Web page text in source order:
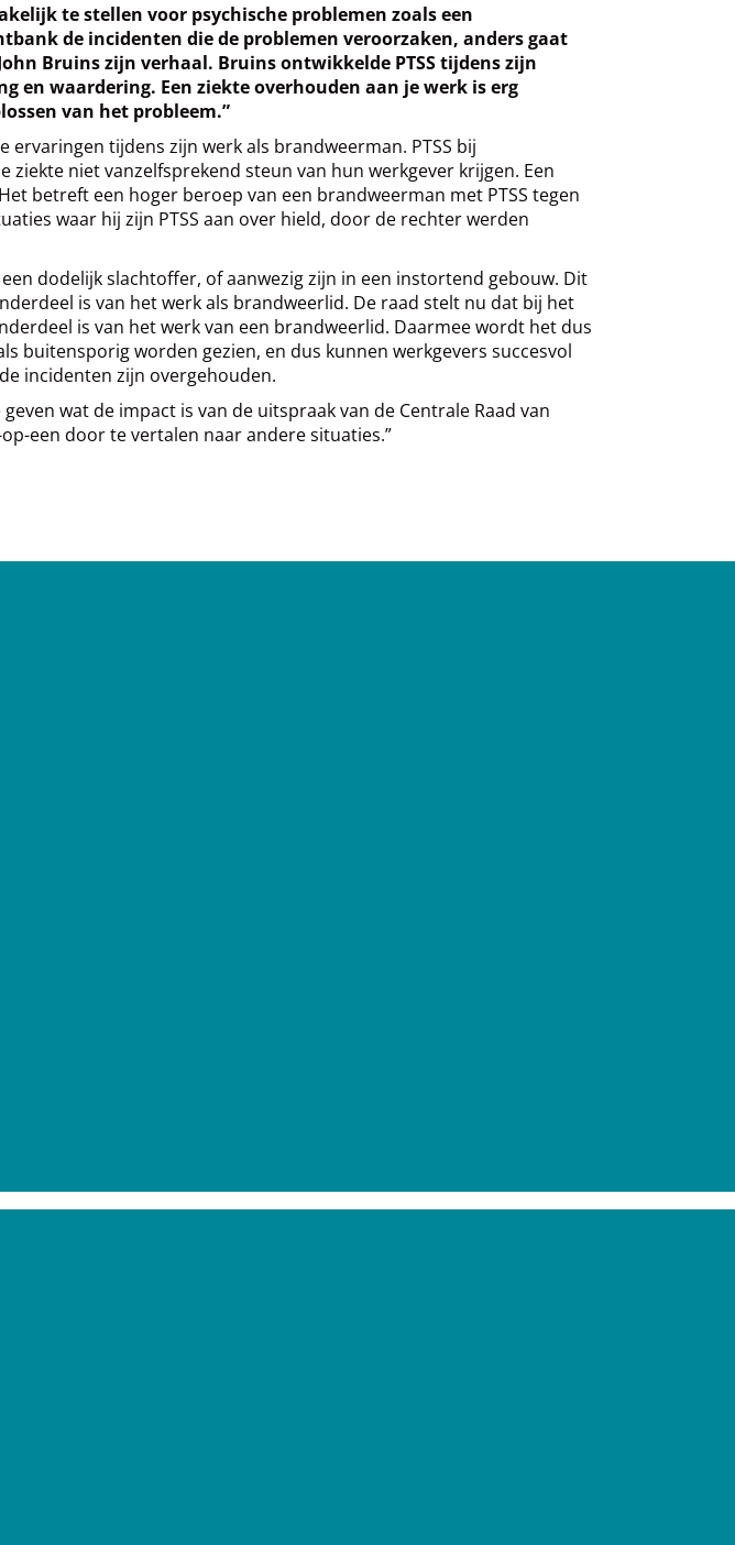
te stellen voor psychische problemen zoals een
de incidenten die de problemen veroorzaken, anders gaat
Bruins zijn verhaal. Bruins ontwikkelde PTSS tijdens zijn
en waardering. Een ziekte overhouden aan je werk is erg
van het probleem.”
tijdens zijn werk als brandweerman. PTSS bij
niet vanzelfsprekend steun van hun werkgever krijgen. Een
betreft een hoger beroep van een brandweerman met PTSS tegen
waar hij zijn PTSS aan over hield, door de rechter werden
dodelijk slachtoffer, of aanwezig zijn in een instortend gebouw. Dit
is van het werk als brandweerlid. De raad stelt nu dat bij het
is van het werk van een brandweerlid. Daarmee wordt het dus
buitensporig worden gezien, en dus kunnen werkgevers succesvol
incidenten zijn overgehouden.
wat de impact is van de uitspraak van de Centrale Raad van
een door te vertalen naar andere situaties.”